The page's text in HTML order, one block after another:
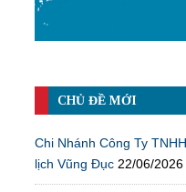
CHỦ ĐỀ MỚI
Chi Nhánh Công Ty
lịch Vũng Đục 22/06/2026